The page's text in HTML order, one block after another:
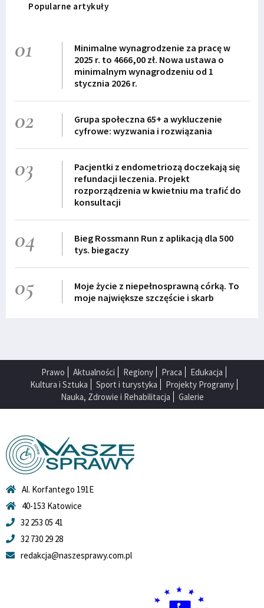
Popularne artykuły
01
Minimalne wynagrodzenie za pracę w
2025 r. to 4666,00 zł. Nowa ustawa o
minimalnym wynagrodzeniu od 1
stycznia 2026 r.
02
Grupa społeczna 65+ a wykluczenie
cyfrowe: wyzwania i rozwiązania
03
Pacjentki z endometriozą doczekają się
refundacji leczenia. Projekt
rozporządzenia w kwietniu ma trafić do
konsultacji
04
Bieg Rossmann Run z aplikacją dla 500
tys. biegaczy
05
Moje życie z niepełnosprawną córką. To
moje największe szczęście i skarb
Prawo Aktualności Regiony Praca
Edukacja
Kultura i Sztuka
Sport i turystyka
Projekty Programy
Nauka, Zdrowie i Rehabilitacja
Galerie
Al. Korfantego 191E
40-153 Katowice
32 253 05 41
32 730 29 28
redakcja@naszesprawy.com.pl